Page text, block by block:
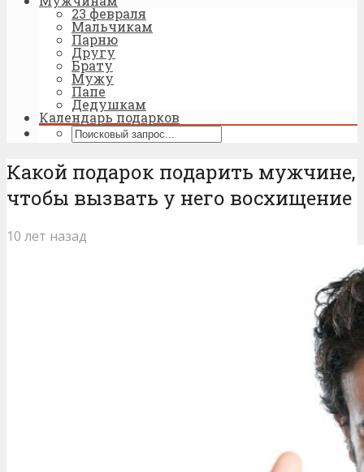
23 февраля
Мальчикам
Парню
Другу
Брату
Мужу
Папе
Дедушкам
Календарь подарков
Какой подарок подарить мужчине,
чтобы вызвать у него восхищение
10 лет назад